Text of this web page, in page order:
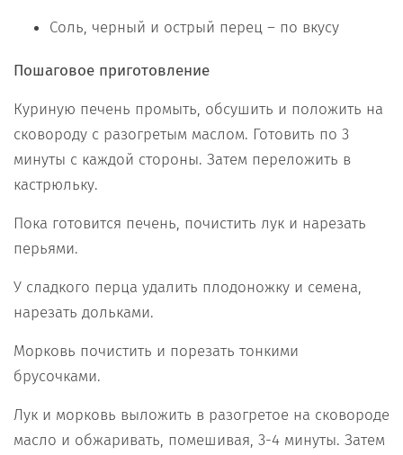
Соль, черный и острый перец – по вкусу
Пошаговое приготовление
Куриную печень промыть, обсушить и положить на
сковороду с разогретым маслом. Готовить по 3
минуты с каждой стороны. Затем переложить в
кастрюльку.
Пока готовится печень, почистить лук и нарезать
перьями.
У сладкого перца удалить плодоножку и семена,
нарезать дольками.
Морковь почистить и порезать тонкими
брусочками.
Лук и морковь выложить в разогретое на сковороде
масло и обжаривать, помешивая, 3-4 минуты. Затем